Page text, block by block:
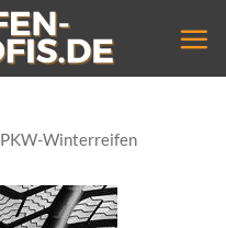
PKW-Winterreifen